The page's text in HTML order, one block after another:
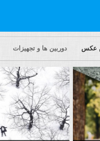
عکس دوربین ها و تجهیزات